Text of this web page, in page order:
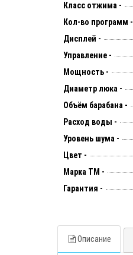
Класс отжима -
Кол-во программ -
Дисплей -
Управление -
Мощность -
Диаметр люка -
Объём барабана -
Расход воды -
Уровень шума -
Цвет -
Марка ТМ -
Гарантия -
Описание